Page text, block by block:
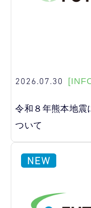
2026.07.30
令和８年熊本地震
ついて